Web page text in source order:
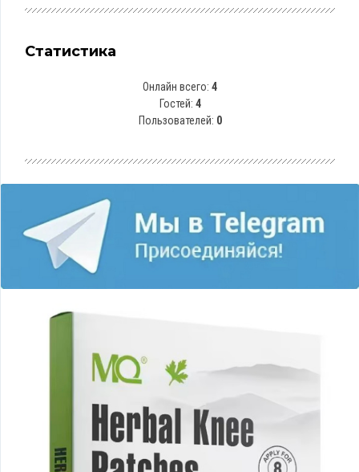
Статистика
Онлайн всего: 4
Гостей: 4
Пользователей: 0